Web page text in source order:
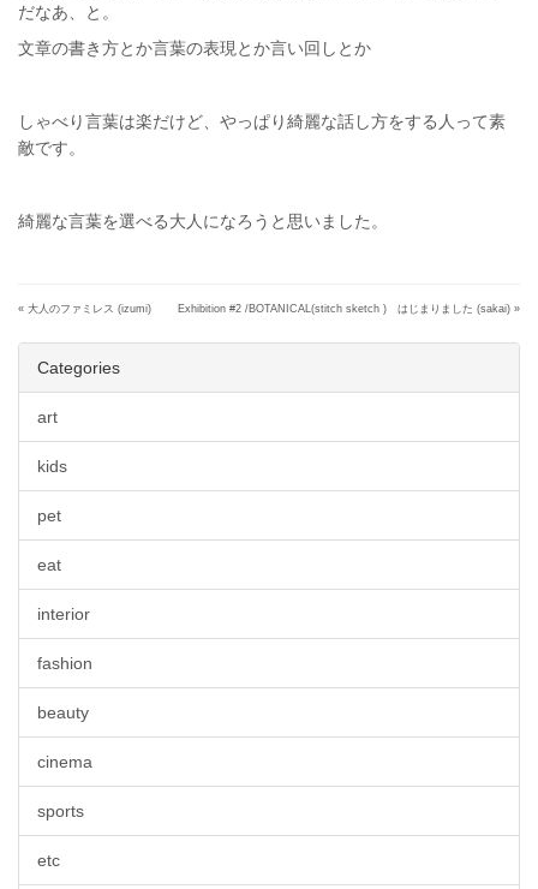
だなあ、と。
文章の書き方とか言葉の表現とか言い回しとか
しゃべり言葉は楽だけど、やっぱり綺麗な話し方をする人って素
敵です。
綺麗な言葉を選べる大人になろうと思いました。
« 大人のファミレス (izumi) Exhibition #2 /BOTANICAL(stitch sketch ) はじまりました (sakai) »
Categories
art
kids
pet
eat
interior
fashion
beauty
cinema
sports
etc